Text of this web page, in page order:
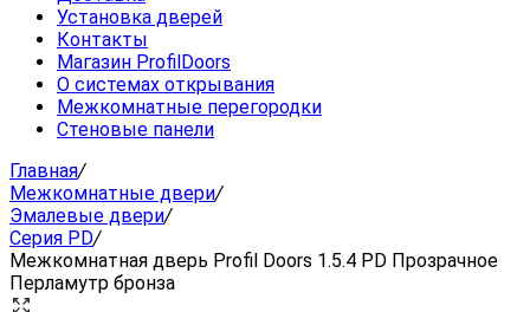
Установка дверей
Контакты
Магазин ProfilDoors
О системах открывания
Межкомнатные перегородки
Стеновые панели
Главная/
Межкомнатные двери/
Эмалевые двери/
Серия PD/
Межкомнатная дверь Profil Doors 1.5.4 PD Прозрачное
Перламутр бронза